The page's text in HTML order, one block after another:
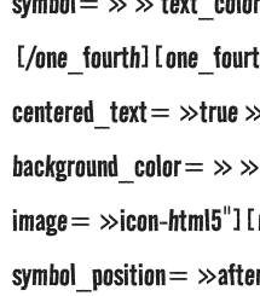
[/
centered_text= »true
background_color=
image= »icon-
symbol_position=